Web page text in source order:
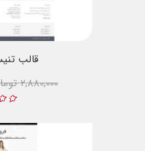
قالب
2,880,000 تومان